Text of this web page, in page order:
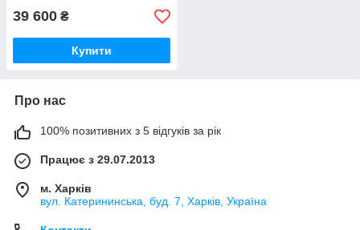
39 600 ₴
Купити
Про нас
100% позитивних з 5 відгуків за рік
Працює з 29.07.2013
м. Харків
вул. Катерининська, буд. 7, Харків, Україна